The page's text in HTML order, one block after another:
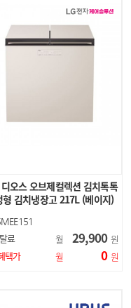
오스 오브제컬렉션 김치톡톡
형 김치냉장고 217L (베이지)
료 월 29,900 원
택가
월 0 원